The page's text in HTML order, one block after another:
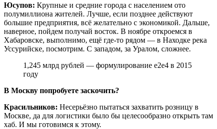
Юсупов: Крупные и средние города с населением ото
полумиллиона жителей. Лучше, если позднее действуют
большие предприятия, всё желательно с экономикой. Дальше,
наверное, пойдем получай восток. В ноябре откроемся в
Хабаровске, выполнимо, ещё где-то рядом — в Находке река
Уссурийске, посмотрим. С западом, за Уралом, сложнее.
1,245 млрд рублей — формулирование e2e4 в 2015
году
В Москву попробуете заскочить?
Красильников: Несерьёзно пытаться захватить розницу в
Москве, да для логистики было бы целесообразно открыть там
хаб. И мы готовимся к этому.